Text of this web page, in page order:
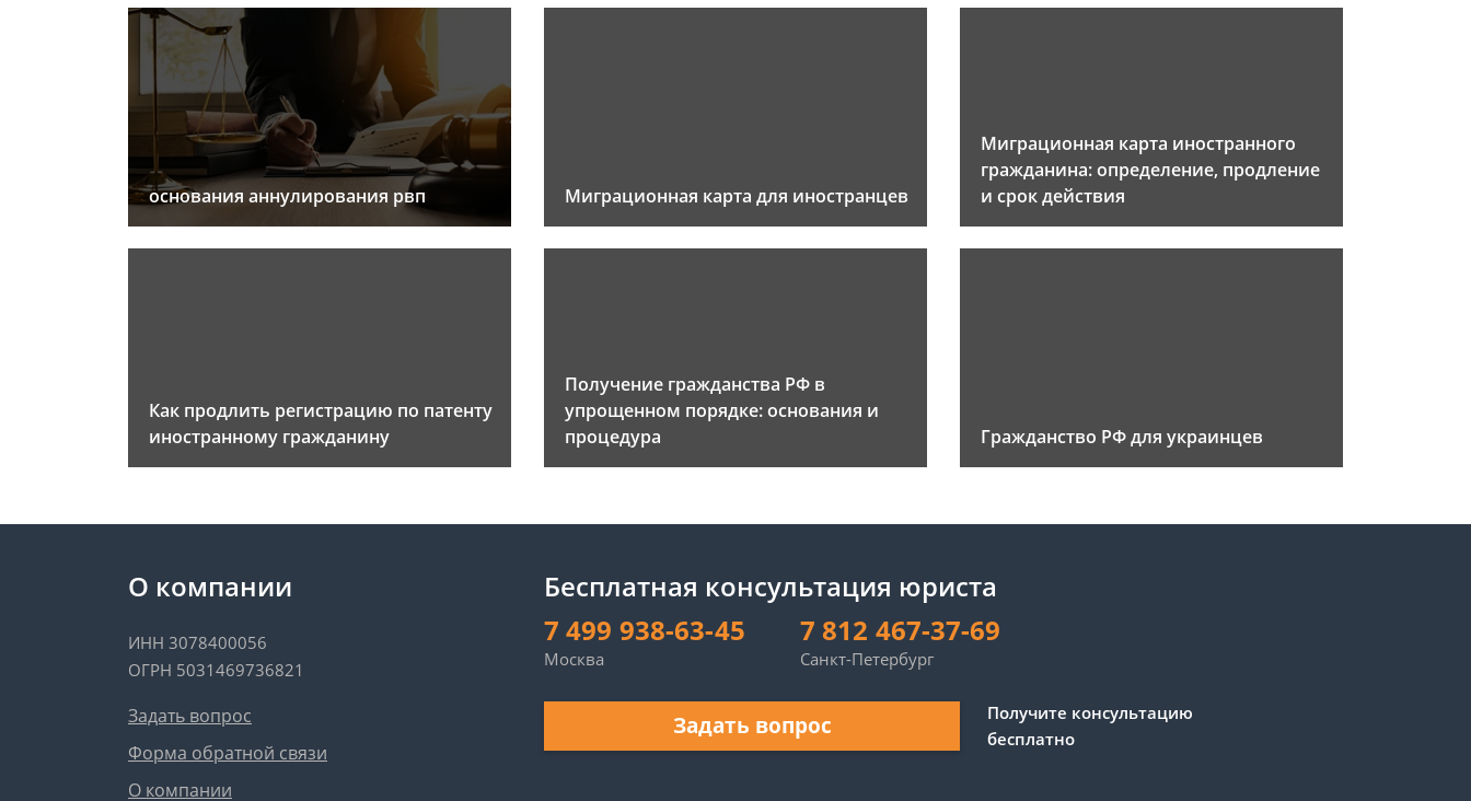
основания аннулирования рвп Миграционная карта для иностранцев
Миграционная карта иностранного
гражданина: определение, продление
и срок действия
Как продлить регистрацию по патенту
иностранному гражданину
Получение гражданства РФ в
упрощенном порядке: основания и
процедура
Гражданство РФ для украинцев
О компании
ИНН 3078400056
ОГРН 5031469736821
Задать вопрос
Форма обратной связи
О компании
Бесплатная консультация юриста
7 499 938-63-45
Москва
7 812 467-37-69
Санкт-Петербург
Задать вопрос
Получите консультацию
бесплатно